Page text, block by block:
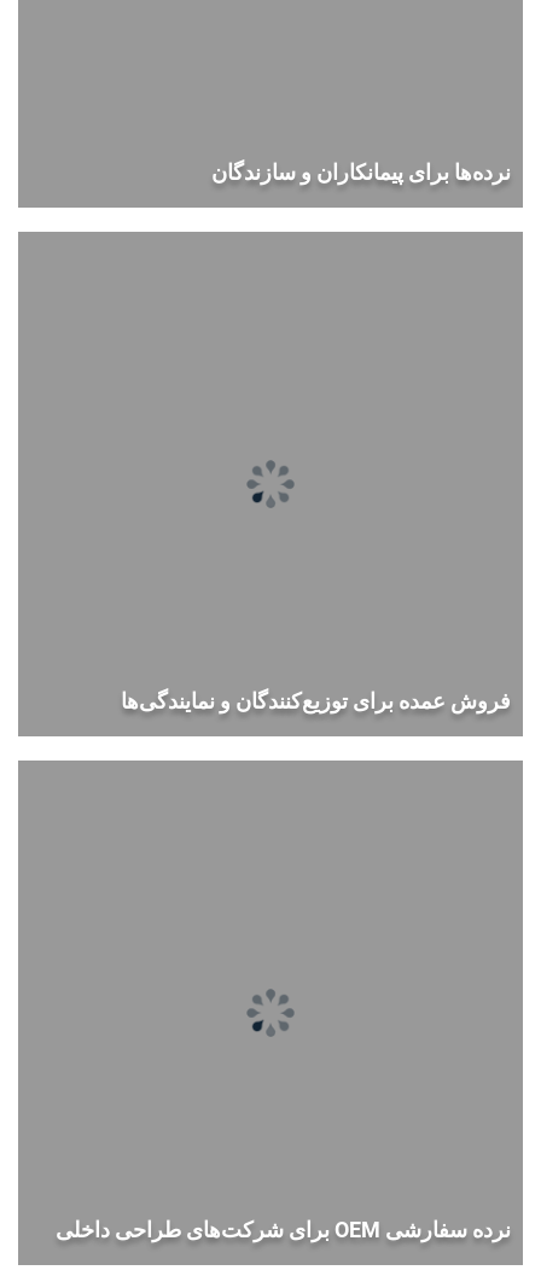
نرده‌ها برای پیمانکاران و سازندگان
فروش عمده برای توزیع‌کنندگان و نمایندگی‌ها
نرده سفارشی OEM برای شرکت‌های طراحی داخلی